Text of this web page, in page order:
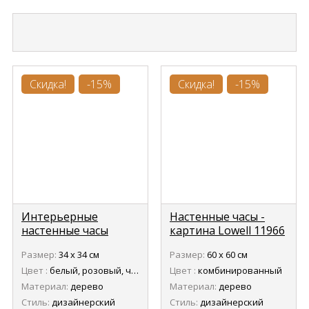
Скидка! -15%
Интерьерные
настенные часы
Размер: 34 х 34 см
Цвет : белый, розовый, черный
Материал: дерево
Стиль: дизайнерский
Скидка! -15%
Настенные часы -
картина Lowell 11966
Размер: 60 х 60 см
Цвет : комбинированный
Материал: дерево
Стиль: дизайнерский